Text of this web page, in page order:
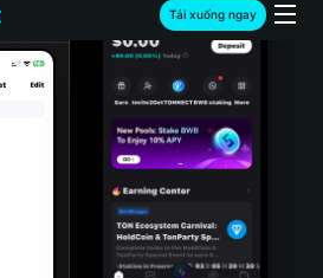
Tải xuống ngay